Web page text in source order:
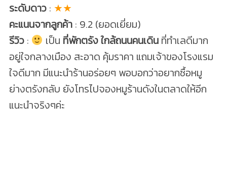
ระดับดาว: ★★
คะแนนจากลูกค้า: 9.2 (ยอดเยี่ยม)
รีวิว: เป็น ที่พักตรัง ใกล้ถนนคนเดินที่ทำเลดีมาก
อยู่ใจกลางเมือง สะอาด คุ้มราคา แถมเจ้าของโรงแรม
ใจดีมาก มีแนะนำร้านอร่อยๆ พอบอกว่าอยากซื้อหมู
ย่างตรังกลับ ยังโทรไปจองหมูร้านดังในตลาดให้อีก
แนะนำจริงๆค่ะ